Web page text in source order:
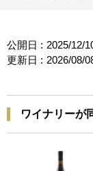
公開日 : 2025/12/
更新日 : 2026/08/
ワイナリーが